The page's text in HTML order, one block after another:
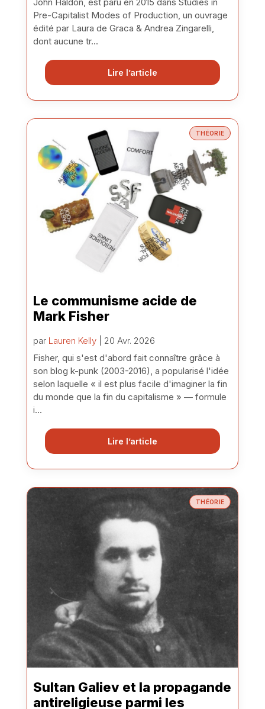
John Haldon, est paru en 2015 dans Studies in
Pre-Capitalist Modes of Production, un ouvrage
édité par Laura de Graca & Andrea Zingarelli,
dont aucune tr...
Lire l’article
THÉORIE
Le communisme acide de
Mark Fisher
par Lauren Kelly| 20 Avr. 2026
Fisher, qui s'est d'abord fait connaître grâce à
son blog k-punk (2003-2016), a popularisé l'idée
selon laquelle « il est plus facile d'imaginer la fin
du monde que la fin du capitalisme » — formule
i...
Lire l’article
THÉORIE
Sultan Galiev et la propagande
antireligieuse parmi les